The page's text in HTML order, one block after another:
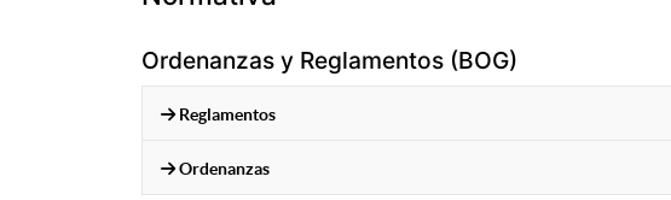
Ordenanzas y Reglamentos (BOG)
Reglamentos
Ordenanzas